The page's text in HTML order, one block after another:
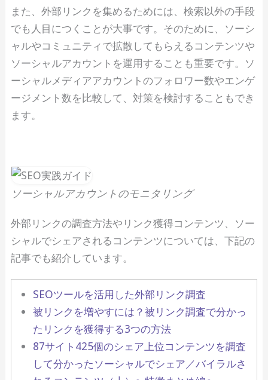
また、外部リンクを集めるためには、検索以外の手段
でも人目につくことが大事です。そのために、ソーシ
ャルやコミュニティで拡散してもらえるコンテンツや
ソーシャルアカウントを運用することも重要です。ソ
ーシャルメディアアカウントのフォロワー数やエンゲ
ージメント数を比較して、対策を検討することもでき
ます。
ソーシャルアカウントのモニタリング
外部リンクの調査方法やリンク獲得コンテンツ、ソー
シャルでシェアされるコンテンツについては、下記の
記事でも紹介しています。
SEOツールを活用した外部リンク調査
被リンクを増やすには？被リンク調査で分かっ
たリンクを獲得する3つの方法
87サイト425個のシェア上位コンテンツを調査
して分かったソーシャルでシェア／バイラルさ